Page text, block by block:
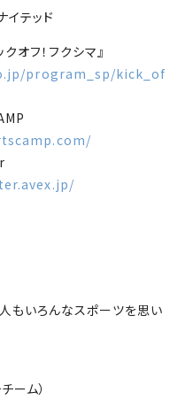
テッド
オフ！フクシマ』
program_sp/kick_of
もいろんなスポーツを思い
ーム）